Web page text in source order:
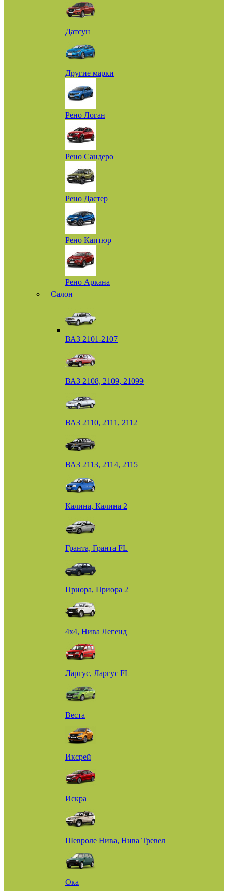
Датсун
Другие марки
Рено Логан
Рено Сандеро
Рено Дастер
Рено Каптюр
Рено Аркана
Салон
ВАЗ 2101-2107
ВАЗ 2108, 2109, 21099
ВАЗ 2110, 2111, 2112
ВАЗ 2113, 2114, 2115
Калина, Калина 2
Гранта, Гранта FL
Приора, Приора 2
4х4, Нива Легенд
Ларгус, Ларгус FL
Веста
Иксрей
Искра
Шевроле Нива, Нива Тревел
Ока